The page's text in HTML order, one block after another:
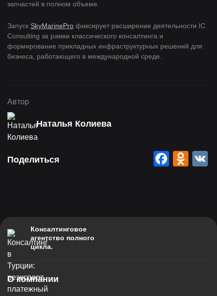
запчастей в полном объеме.
Запуск SkyMarinePro фиксирует расширение деятельности IC
Consulting за рамки классического консалтинга и
формирование прикладных инфраструктурных решений для
бизнеса, работающего в международной среде.
Автор
Наталья Колиева
Консалтинговое
агентство полного
цикла.
О компании